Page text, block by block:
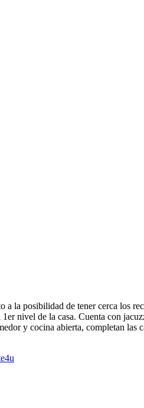
la posibilidad de tener cerca los
nivel de la casa. Cuenta con
y cocina abierta, completan las